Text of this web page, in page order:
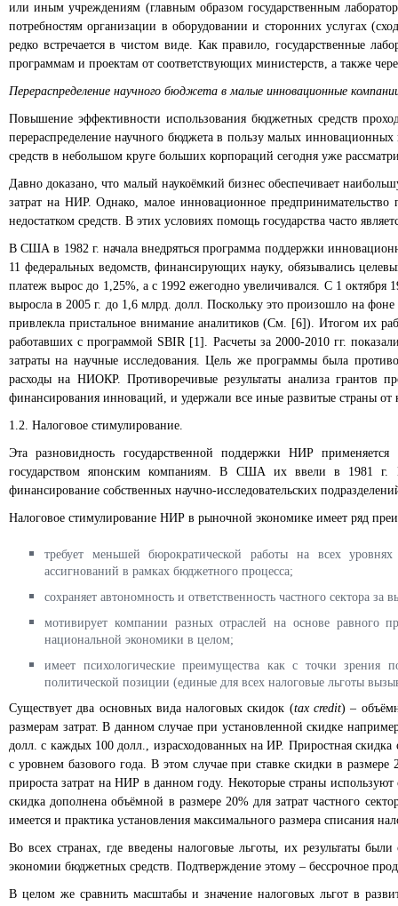
или иным учреждениям (главным образом государственным
потребностям организации в оборудовании и сторонних услугах
редко встречается в чистом виде. Как правило, государственные
программам и проектам от соответствующих министерств, а также
Перераспределение научного бюджета в малые инновационные
Повышение эффективности использования бюджетных средств
перераспределение научного бюджета в пользу малых
средств в небольшом круге больших корпораций сегодня уже
Давно доказано, что малый наукоёмкий бизнес обеспечивает
затрат на НИР. Однако, малое инновационное
недостатком средств. В этих условиях помощь государства часто
В США в 1982 г. начала внедряться программа поддержки
11 федеральных ведомств, финансирующих науку, обязывались
платеж вырос до 1,25%, а с 1992 ежегодно увеличивался. С 1 октября
выросла в 2005 г. до 1,6 млрд. долл. Поскольку это произошло на
привлекла пристальное внимание аналитиков (См. [6]). Итогом их
работавших с программой SBІR [1]. Расчеты за 2000-2010 гг.
затраты на научные исследования. Цель же программы была
расходы на НИОКР. Противоречивые результаты анализа грантов
финансирования инноваций, и удержали все иные развитые страны
1.2. Налоговое стимулирование.
Эта разновидность государственной поддержки НИР
государством японским компаниям. В США их ввели в 1981 г.
финансирование собственных научно-исследовательских
Налоговое стимулирование НИР в рыночной экономике имеет ряд
требует меньшей бюрократической работы на всех
ассигнований в рамках бюджетного процесса;
сохраняет автономность и ответственность частного сектора
мотивирует компании разных отраслей на основе равного
национальной экономики в целом;
имеет психологические преимущества как с точки зрения
политической позиции (единые для всех налоговые льготы
Существует два основных вида налоговых скидок (tax credіt) –
размерам затрат. В данном случае при установленной скидке
долл. с каждых 100 долл., израсходованных на ИР. Приростная скидка
с уровнем базового года. В этом случае при ставке скидки в
прироста затрат на НИР в данном году. Некоторые страны
скидка дополнена объёмной в размере 20% для затрат частного
имеется и практика установления максимального размера списания
Во всех странах, где введены налоговые льготы, их результаты
экономии бюджетных средств. Подтверждение этому – бессрочное
В целом же сравнить масштабы и значение налоговых льгот в